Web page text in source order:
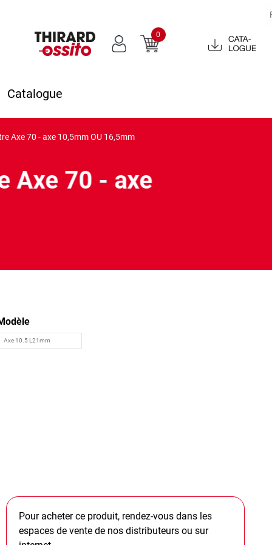
0
Catalogue
2022
Catalogue
Axe 70 - axe 10,5mm OU 16,5mm
Axe 70 - axe
Pour acheter ce produit, rendez-vous dans les
espaces de vente de nos distributeurs ou sur